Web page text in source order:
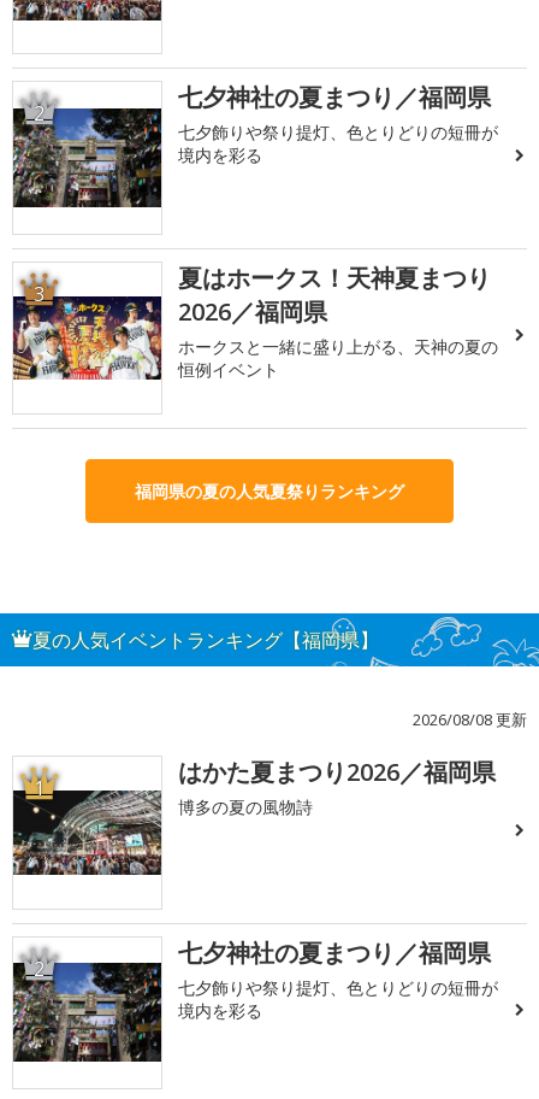
2 七夕神社の夏まつり／福岡県
七夕飾りや祭り提灯、色とりどりの短冊が
境内を彩る
3
夏はホークス！天神夏まつり
2026／福岡県
ホークスと一緒に盛り上がる、天神の夏の
恒例イベント
福岡県の夏の人気夏祭りランキング
夏の人気イベントランキング【福岡県】
2026/08/08 更新
1 はかた夏まつり2026／福岡県
博多の夏の風物詩
2 七夕神社の夏まつり／福岡県
七夕飾りや祭り提灯、色とりどりの短冊が
境内を彩る